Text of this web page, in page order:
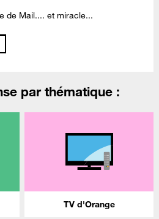
de Mail.... et miracle...
par thématique :
TV d'Orange